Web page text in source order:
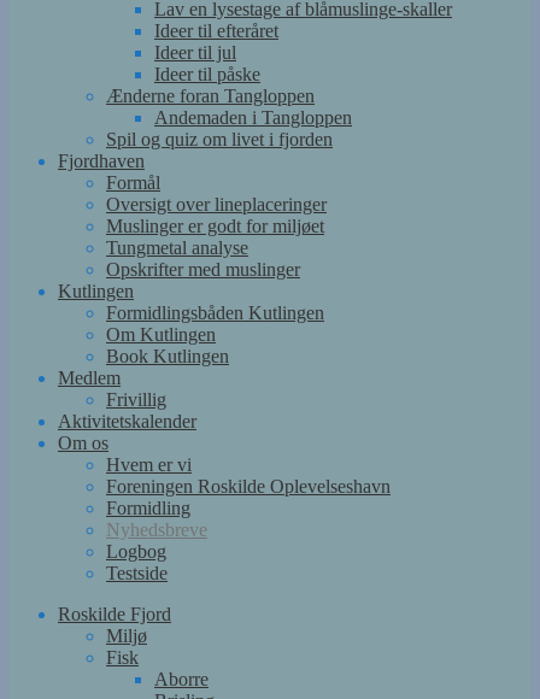
Lav en lysestage af blåmuslinge-skaller
Ideer til efteråret
Ideer til jul
Ideer til påske
Ænderne foran Tangloppen
Andemaden i Tangloppen
Spil og quiz om livet i fjorden
Fjordhaven
Formål
Oversigt over lineplaceringer
Muslinger er godt for miljøet
Tungmetal analyse
Opskrifter med muslinger
Kutlingen
Formidlingsbåden Kutlingen
Om Kutlingen
Book Kutlingen
Medlem
Frivillig
Aktivitetskalender
Om os
Hvem er vi
Foreningen Roskilde Oplevelseshavn
Formidling
Nyhedsbreve
Logbog
Testside
Roskilde Fjord
Miljø
Fisk
Aborre